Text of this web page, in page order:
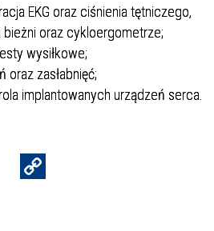
EKG oraz ciśnienia tętniczego,
oraz cykloergometrze;
wysiłkowe;
oraz zasłabnięć;
implantowanych urządzeń serca.